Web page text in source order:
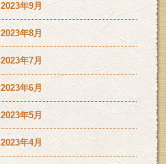
2023年9月
2023年8月
2023年7月
2023年6月
2023年5月
2023年4月